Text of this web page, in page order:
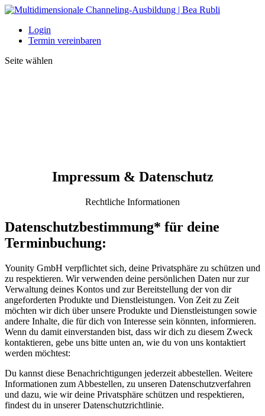
Login
Termin vereinbaren
Seite wählen
Impressum & Datenschutz
Rechtliche Informationen
Datenschutzbestimmung* für deine
Terminbuchung:
Younity GmbH verpflichtet sich, deine Privatsphäre zu schützen und
zu respektieren. Wir verwenden deine persönlichen Daten nur zur
Verwaltung deines Kontos und zur Bereitstellung der von dir
angeforderten Produkte und Dienstleistungen. Von Zeit zu Zeit
möchten wir dich über unsere Produkte und Dienstleistungen sowie
andere Inhalte, die für dich von Interesse sein könnten, informieren.
Wenn du damit einverstanden bist, dass wir dich zu diesem Zweck
kontaktieren, gebe uns bitte unten an, wie du von uns kontaktiert
werden möchtest:
Du kannst diese Benachrichtigungen jederzeit abbestellen. Weitere
Informationen zum Abbestellen, zu unseren Datenschutzverfahren
und dazu, wie wir deine Privatsphäre schützen und respektieren,
findest du in unserer Datenschutzrichtlinie.